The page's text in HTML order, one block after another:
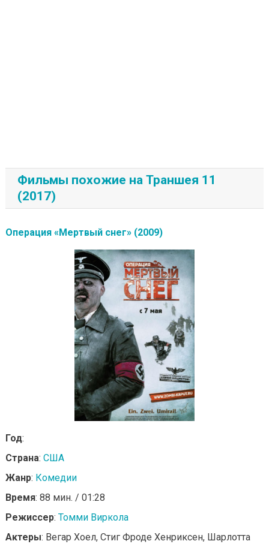
Фильмы похожие на Траншея 11
(2017)
Операция «Мертвый снег» (2009)
Год:
Страна: США
Жанр: Комедии
Время: 88 мин. / 01:28
Режиссер: Томми Виркола
Актеры: Вегар Хоел, Стиг Фроде Хенриксен, Шарлотта